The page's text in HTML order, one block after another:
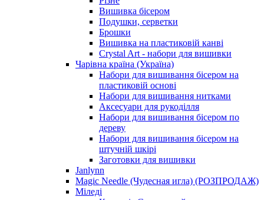
Вишивка бісером
Подушки, серветки
Брошки
Вишивка на пластиковій канві
Crystal Art - набори для вишивки
Чарівна країна (Україна)
Набори для вишивання бісером на
пластиковій основі
Набори для вишивання нитками
Аксесуари для рукоділля
Набори для вишивання бісером по
дереву
Набори для вишивання бісером на
штучній шкірі
Заготовки для вишивки
Janlynn
Magic Needle (Чудесная игла) (РОЗПРОДАЖ)
Міледі